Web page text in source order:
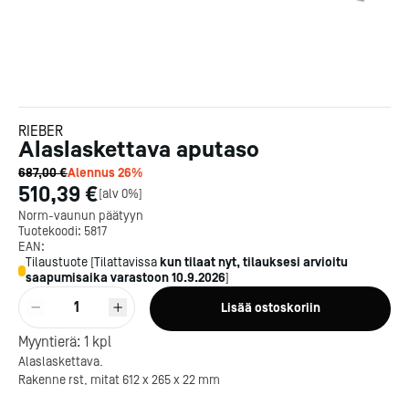
RIEBER
Alaslaskettava aputaso
687,00 €Alennus26%
510,39 €[alv 0%]
Norm-vaunun päätyyn
Tuotekoodi: 5817
EAN:
Tilaustuote [Tilattavissa kun tilaat nyt, tilauksesi arvioitu
saapumisaika varastoon10.9.2026]
1 Lisää ostoskoriin
Myyntierä: 1 kpl
Alaslaskettava.
Rakenne rst, mitat 612 x 265 x 22 mm
Kotipizza on vuonna 1987
perustettu yritys, jolla on yli
300 ravintolaa eri puolella
Suomea. Dieta on tehnyt